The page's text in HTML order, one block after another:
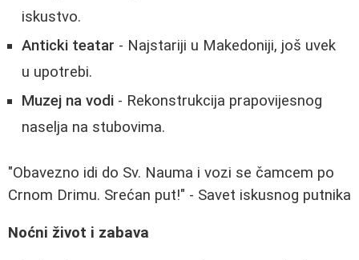
iskustvo.
Anticki teatar - Najstariji u Makedoniji, još uvek
u upotrebi.
Muzej na vodi - Rekonstrukcija prapovijesnog
naselja na stubovima.
"Obavezno idi do Sv. Nauma i vozi se čamcem po
Crnom Drimu. Srećan put!" - Savet iskusnog putnika
Noćni život i zabava